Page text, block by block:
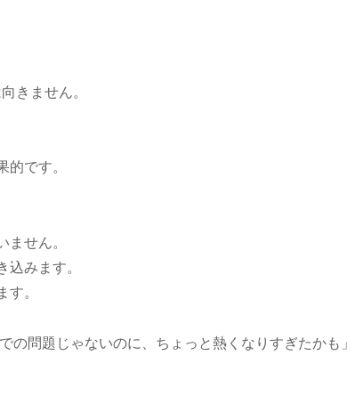
きません。
です。
せん。
みます。
。
問題じゃないのに、ちょっと熱くなりすぎたかも」